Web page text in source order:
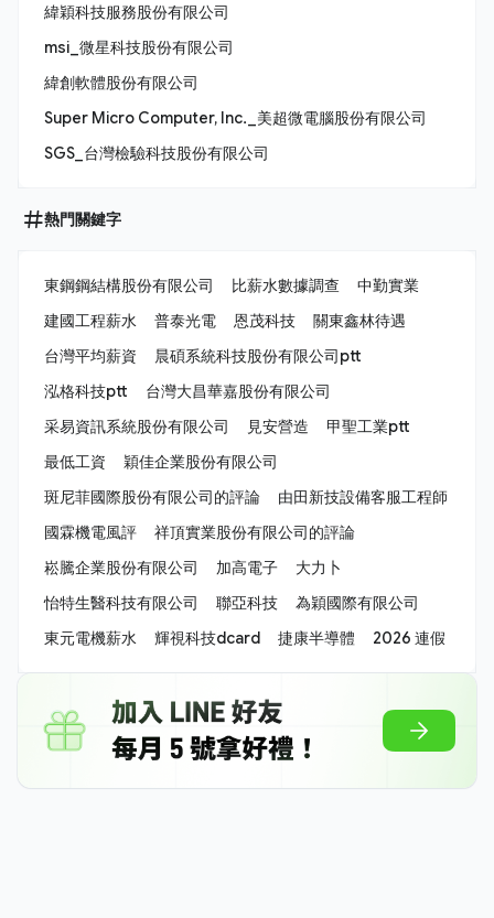
緯穎科技服務股份有限公司
msi_微星科技股份有限公司
緯創軟體股份有限公司
Super Micro Computer, Inc._美超微電腦股份有限公司
SGS_台灣檢驗科技股份有限公司
熱門關鍵字
東鋼鋼結構股份有限公司 比薪水數據調查
中勤實業
建國工程薪水
普泰光電 恩茂科技
關東鑫林待遇
台灣平均薪資
晨碩系統科技股份有限公司ptt
泓格科技ptt
台灣大昌華嘉股份有限公司
采易資訊系統股份有限公司
見安營造
甲聖工業ptt
最低工資
穎佳企業股份有限公司
斑尼菲國際股份有限公司的評論
由田新技設備客服工程師
國霖機電風評
祥頂實業股份有限公司的評論
崧騰企業股份有限公司
加高電子
大力卜
怡特生醫科技有限公司
聯亞科技
為穎國際有限公司
東元電機薪水
輝視科技dcard 捷康半導體 2026 連假